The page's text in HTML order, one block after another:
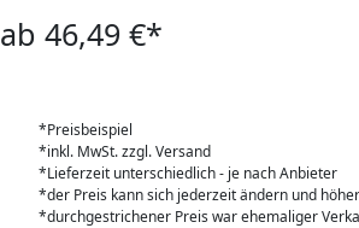
ab 46,49 €*
*Preisbeispiel
*inkl. MwSt. zzgl. Versand
*Lieferzeit unterschiedlich - je nach Anbieter
*der Preis kann sich jederzeit ändern und
*durchgestrichener Preis war ehemaliger